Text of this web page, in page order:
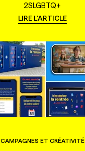
2SLGBTQ+
LIRE L'ARTICLE
CAMPAGNES ET CRÉATIVITÉ